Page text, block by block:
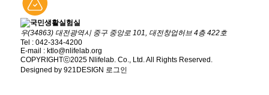
우(34863) 대전광역시 중구 중앙로 101, 대전창업허브 4층 422호
Tel : 042-334-4200
E-mail : ktlo@nlifelab.org
COPYRIGHTⓒ2025 Nlifelab. Co., Ltd. All Rights Reserved.
Designed by 921DESIGN 로그인